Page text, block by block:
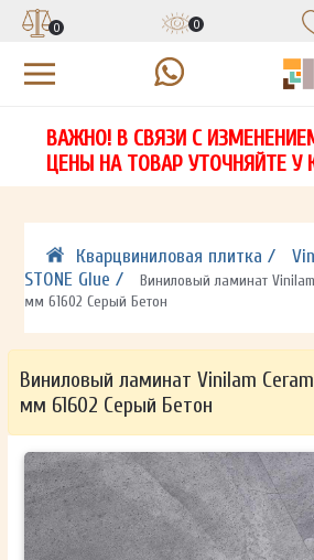
НА
СВЯЖЕТСЯ С ВАМИ В
ЗАПОЛНИТЕ ФОРМУ И НАШ
СВЯЖЕТСЯ С ВАМИ В
ОТПРАВИТЬ
Ваши данные не будут переданы
ЗАПОЛНИТЕ ФОРМУ И НАШ
СВЯЖЕТСЯ С ВАМИ В
ОТПРАВИТЬ
Ваши данные не будут переданы
0 0
ВАЖНО! В СВЯЗИ С
ЦЕНЫ НА ТОВАР УТОЧНЯЙТЕ У
Кварцвиниловая плитка /
STONE Glue /
Виниловый ламинат Vinilam
мм 61602 Серый Бетон
Виниловый ламинат Vinilam
мм 61602 Серый Бетон